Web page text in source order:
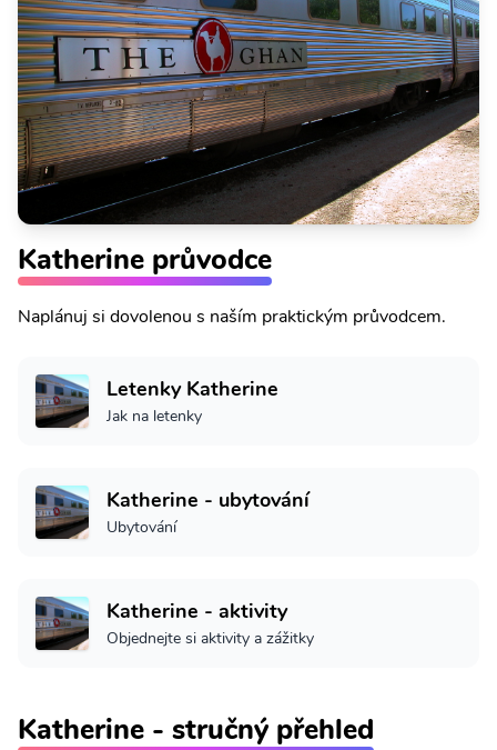
Katherine průvodce
Naplánuj si dovolenou s naším praktickým průvodcem.
Letenky Katherine
Jak na letenky
Katherine - ubytování
Ubytování
Katherine - aktivity
Objednejte si aktivity a zážitky
Katherine - stručný přehled